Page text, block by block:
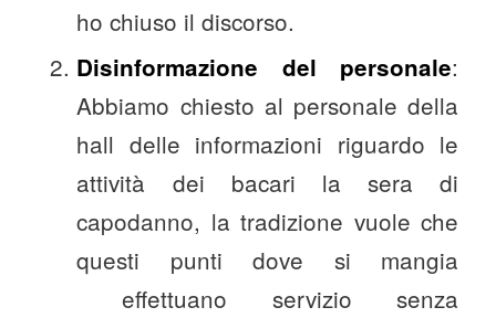
ho chiuso il discorso.
Disinformazione del personale:
Abbiamo chiesto al personale della
hall delle informazioni riguardo le
attività dei bacari la sera di
capodanno, la tradizione vuole che
questi punti dove si mangia
effettuano servizio senza